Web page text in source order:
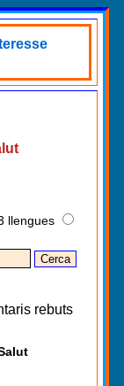
llengues
rebuts